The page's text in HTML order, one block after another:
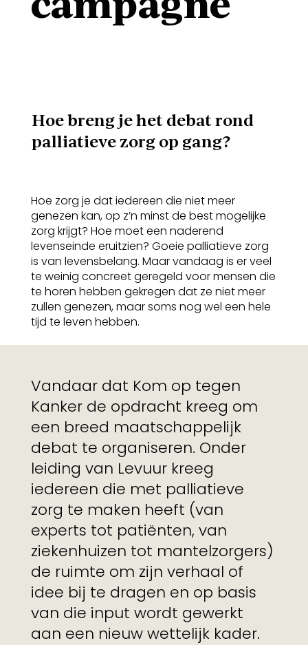
Hoe breng je het debat rond
palliatieve zorg op gang?
Hoe zorg je dat iedereen die niet meer
genezen kan, op z’n minst de best mogelijke
zorg krijgt? Hoe moet een naderend
levenseinde eruitzien? Goeie palliatieve zorg
is van levensbelang. Maar vandaag is er veel
te weinig concreet geregeld voor mensen die
te horen hebben gekregen dat ze niet meer
zullen genezen, maar soms nog wel een hele
tijd te leven hebben.
Vandaar dat Kom op tegen
Kanker de opdracht kreeg om
een breed maatschappelijk
debat te organiseren. Onder
leiding van Levuur kreeg
iedereen die met palliatieve
zorg te maken heeft (van
experts tot patiënten, van
ziekenhuizen tot mantelzorgers)
de ruimte om zijn verhaal of
idee bij te dragen en op basis
van die input wordt gewerkt
aan een nieuw wettelijk kader.